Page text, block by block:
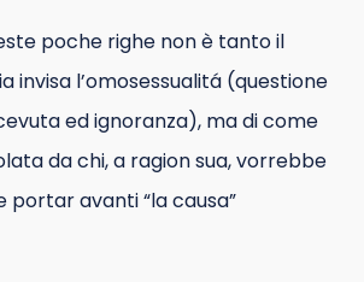
poche righe non è tanto il
invisa l’omosessualitá (questione
ed ignoranza), ma di come
da chi, a ragion sua, vorrebbe
avanti “la causa”